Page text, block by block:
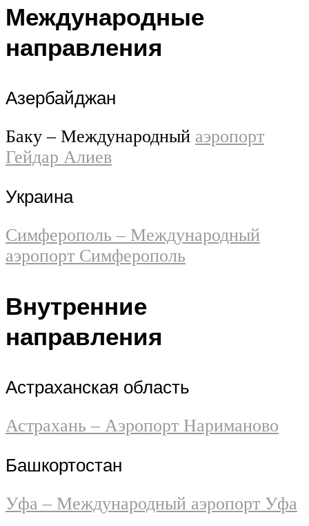
Международные
направления
Азербайджан
Баку – Международный аэропорт
Гейдар Алиев
Украина
Симферополь – Международный
аэропорт Симферополь
Внутренние
направления
Астраханская область
Астрахань – Аэропорт Нариманово
Башкортостан
Уфа – Международный аэропорт Уфа